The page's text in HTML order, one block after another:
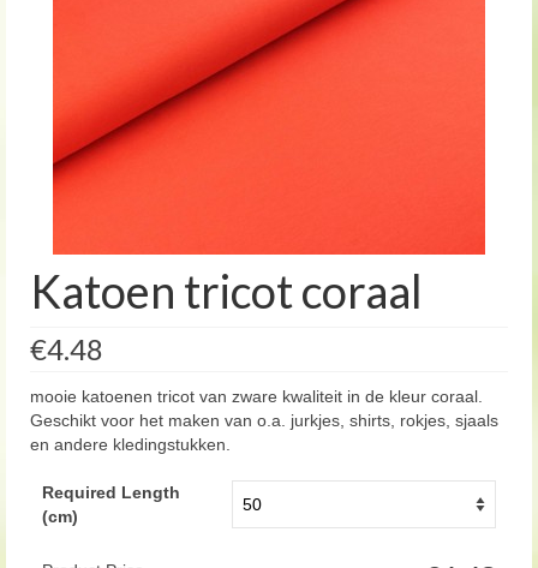
Over ons
Katoen tricot coraal
€4.48
mooie katoenen tricot van zware kwaliteit in de kleur coraal.
Geschikt voor het maken van o.a. jurkjes, shirts, rokjes, sjaals
en andere kledingstukken.
Required Length
(cm)